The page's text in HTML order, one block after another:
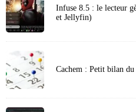
Infuse 8.5 : le lecteur
et Jellyfin)
Cachem : Petit bilan du